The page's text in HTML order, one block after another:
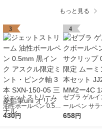
もっと見る
3
ジェットストリーム
油性ボールペン 0.5m
m 黒インク アスクル
430円
4
ゼブラ ゲルイ
ールペン サ
ップ 0.5mm
658円